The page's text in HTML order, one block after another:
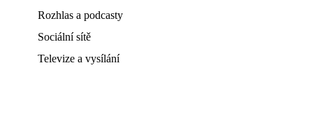
Rozhlas a podcasty
Sociální sítě
Televize a vysílání